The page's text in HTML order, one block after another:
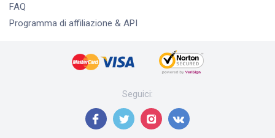
FAQ
Programma di affiliazione & API
Seguici: